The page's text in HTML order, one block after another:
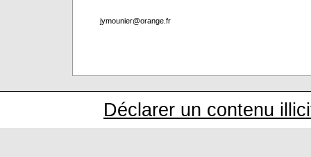
jymounier@orange.fr
Déclarer un contenu